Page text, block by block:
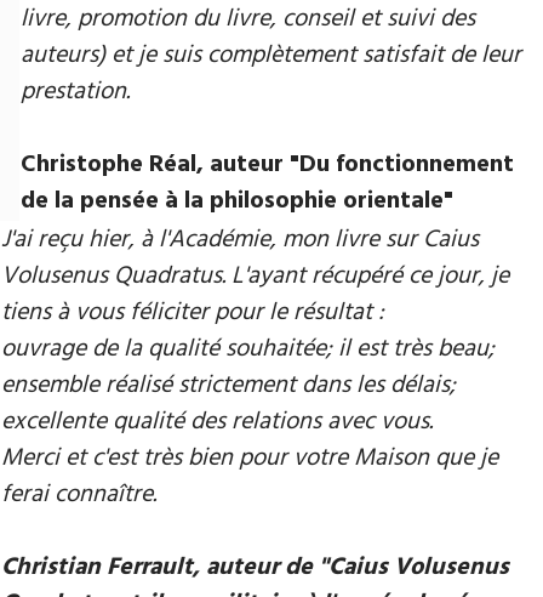
livre, promotion du livre, conseil et suivi des
auteurs) et je suis complètement satisfait de leur
prestation.
Christophe Réal, auteur ​"Du fonctionnement
de la pensée à la philosophie orientale"
J'ai reçu hier, à l'Académie, mon livre sur Caius
Volusenus Quadratus. L'ayant récupéré ce jour, je
tiens à vous féliciter pour le résultat :
ouvrage de la qualité souhaitée; il est très beau;
ensemble réalisé strictement dans les délais;
excellente qualité des relations avec vous.
Merci et c'est très bien pour votre Maison que je
ferai connaître.
Christian Ferrault, auteur de "Caius Volusenus